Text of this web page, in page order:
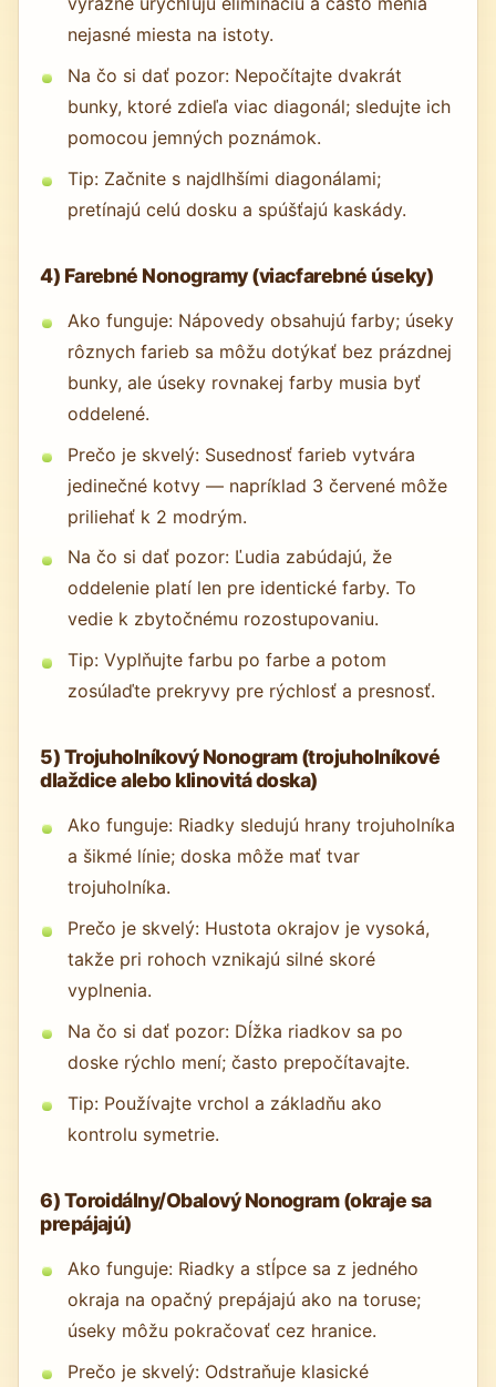
nejasné miesta na istoty.
Na čo si dať pozor: Nepočítajte dvakrát
bunky, ktoré zdieľa viac diagonál; sledujte ich
pomocou jemných poznámok.
Tip: Začnite s najdlhšími diagonálami;
pretínajú celú dosku a spúšťajú kaskády.
4) Farebné Nonogramy (viacfarebné úseky)
Ako funguje: Nápovedy obsahujú farby; úseky
rôznych farieb sa môžu dotýkať bez prázdnej
bunky, ale úseky rovnakej farby musia byť
oddelené.
Prečo je skvelý: Susednosť farieb vytvára
jedinečné kotvy — napríklad 3 červené môže
priliehať k 2 modrým.
Na čo si dať pozor: Ľudia zabúdajú, že
oddelenie platí len pre identické farby. To
vedie k zbytočnému rozostupovaniu.
Tip: Vyplňujte farbu po farbe a potom
zosúlaďte prekryvy pre rýchlosť a presnosť.
5) Trojuholníkový Nonogram (trojuholníkové
dlaždice alebo klinovitá doska)
Ako funguje: Riadky sledujú hrany trojuholníka
a šikmé línie; doska môže mať tvar
trojuholníka.
Prečo je skvelý: Hustota okrajov je vysoká,
takže pri rohoch vznikajú silné skoré
vyplnenia.
Na čo si dať pozor: Dĺžka riadkov sa po
doske rýchlo mení; často prepočítavajte.
Tip: Používajte vrchol a základňu ako
kontrolu symetrie.
6) Toroidálny/Obalový Nonogram (okraje sa
prepájajú)
Ako funguje: Riadky a stĺpce sa z jedného
okraja na opačný prepájajú ako na toruse;
úseky môžu pokračovať cez hranice.
Prečo je skvelý: Odstraňuje klasické